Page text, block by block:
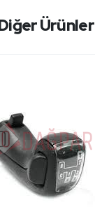
Ürünler